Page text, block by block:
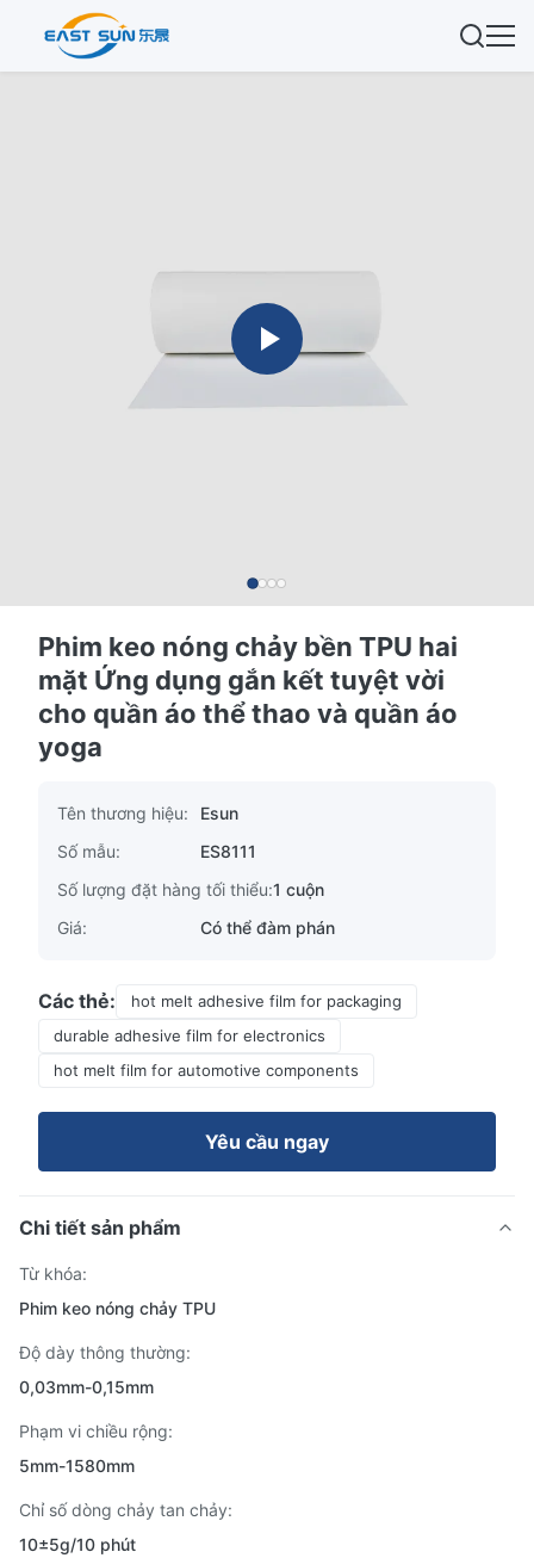
Phim keo nóng chảy bền TPU hai
mặt Ứng dụng gắn kết tuyệt vời
cho quần áo thể thao và quần áo
yoga
Tên thương hiệu:
Esun
Số mẫu:
ES8111
Số lượng đặt hàng tối thiểu:1 cuộn
Giá:
Có thể đàm phán
Các thẻ:
hot melt adhesive film for packaging
durable adhesive film for electronics
hot melt film for automotive components
Yêu cầu ngay
Chi tiết sản phẩm
Từ khóa:
Phim keo nóng chảy TPU
Độ dày thông thường:
0,03mm-0,15mm
Phạm vi chiều rộng:
5mm-1580mm
Chỉ số dòng chảy tan chảy:
10±5g/10 phút